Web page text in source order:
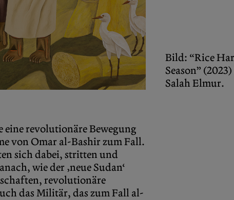
Bild: “Rice
Season”
Salah Elmur.
eine revolutionäre Bewegung
von Omar al-Bashir zum Fall.
sich dabei, stritten und
wie der ‚neue Sudan‘
revolutionäre
das Militär, das zum Fall al-